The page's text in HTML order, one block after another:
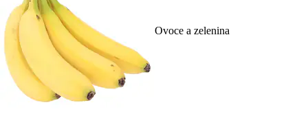
Ovoce a zelenina